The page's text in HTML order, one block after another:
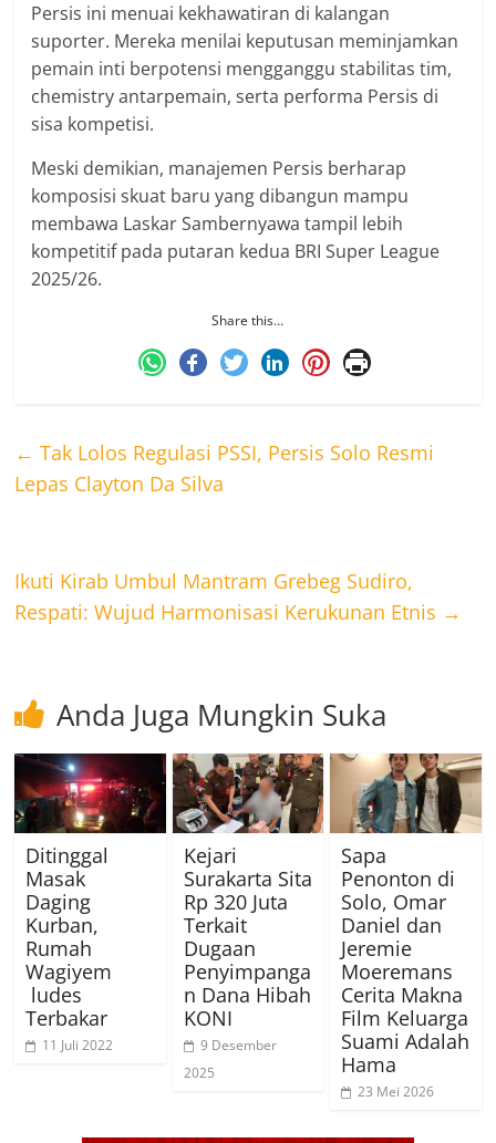
Persis ini menuai kekhawatiran di kalangan
suporter. Mereka menilai keputusan meminjamkan
pemain inti berpotensi mengganggu stabilitas tim,
chemistry antarpemain, serta performa Persis di
sisa kompetisi.
Meski demikian, manajemen Persis berharap
komposisi skuat baru yang dibangun mampu
membawa Laskar Sambernyawa tampil lebih
kompetitif pada putaran kedua BRI Super League
2025/26.
Share this…
← Tak Lolos Regulasi PSSI, Persis Solo Resmi
Lepas Clayton Da Silva
Ikuti Kirab Umbul Mantram Grebeg Sudiro,
Respati: Wujud Harmonisasi Kerukunan Etnis →
Anda Juga Mungkin Suka
Ditinggal
Masak
Daging
Kurban,
Rumah
Wagiyem
ludes
Terbakar
11 Juli 2022
Kejari
Surakarta Sita
Rp 320 Juta
Terkait
Dugaan
Penyimpanga
n Dana Hibah
KONI
9 Desember
2025
Sapa
Penonton di
Solo, Omar
Daniel dan
Jeremie
Moeremans
Cerita Makna
Film Keluarga
Suami Adalah
Hama
23 Mei 2026